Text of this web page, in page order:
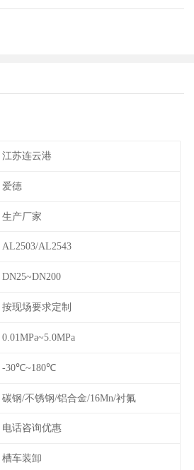
江苏连云港
爱德
生产厂家
AL2503/AL2543
DN25~DN200
按现场要求定制
0.01MPa~5.0MPa
-30℃~180℃
碳钢/不锈钢/铝合金/16Mn/衬氟
电话咨询优惠
槽车装卸